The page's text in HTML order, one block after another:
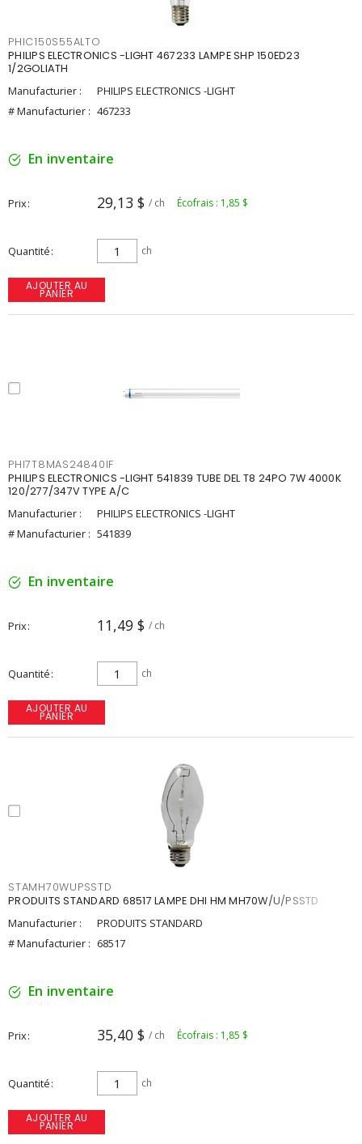
PHIC150S55ALTO
PHILIPS ELECTRONICS -LIGHT 467233 LAMPE SHP 150ED23
1/2GOLIATH
Manufacturier :
PHILIPS ELECTRONICS -LIGHT
# Manufacturier : 467233
En inventaire
Prix 29,13 $ / ch Écofrais : 1,85 $
Quantité ch
AJOUTER AU
PANIER
PHI7T8MAS24840IF
PHILIPS ELECTRONICS -LIGHT 541839 TUBE DEL T8 24PO 7W 4000K
120/277/347V TYPE A/C
Manufacturier :
PHILIPS ELECTRONICS -LIGHT
# Manufacturier : 541839
En inventaire
Prix 11,49 $ / ch
Quantité ch
AJOUTER AU
PANIER
STAMH70WUPSSTD
PRODUITS STANDARD 68517 LAMPE DHI HM MH70W/U/PSSTD
Manufacturier :
PRODUITS STANDARD
# Manufacturier : 68517
En inventaire
Prix 35,40 $ / ch Écofrais : 1,85 $
Quantité ch
AJOUTER AU
PANIER